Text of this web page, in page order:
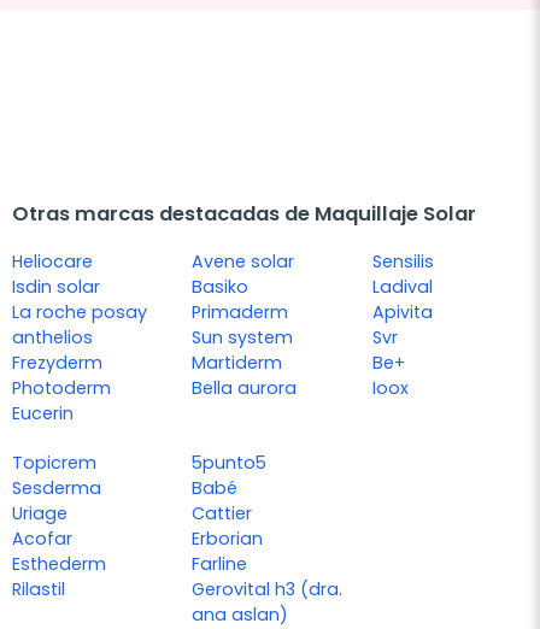
Otras marcas destacadas de Maquillaje Solar
Heliocare
Isdin solar
La roche posay
anthelios
Frezyderm
Photoderm
Eucerin
Avene solar
Basiko
Primaderm
Sun system
Martiderm
Bella aurora
Sensilis
Ladival
Apivita
Svr
Be+
Ioox
Topicrem
Sesderma
Uriage
Acofar
Esthederm
Rilastil
5punto5
Babé
Cattier
Erborian
Farline
Gerovital h3 (dra.
ana aslan)